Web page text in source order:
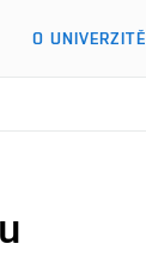
O UNIVERZITĚ